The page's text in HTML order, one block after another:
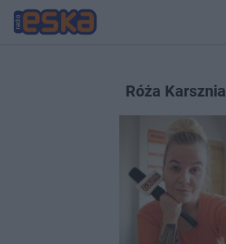
Róża Karsznia